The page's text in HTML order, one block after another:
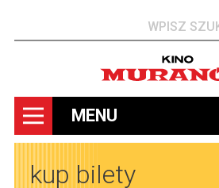
MENU
kup bilety